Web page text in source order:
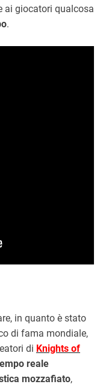
ai giocatori qualcosa
.
in quanto è stato
di fama mondiale,
di Knights of
reale
mozzafiato,